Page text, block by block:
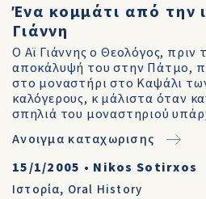
Ένα κομμάτι από την
Γιάννη
Ο Αϊ Γιάννης ο Θεολόγος, πριν
αποκάλυψή του στην Πάτμο,
στο μοναστήρι στο Καψάλι
καλόγερους, κ μάλιστα όταν
σπηλιά του μοναστηριού
Ανοιγμα καταχωρισης
15/1/2005 • Nikos Sotirxos
Ιστορία, Oral History